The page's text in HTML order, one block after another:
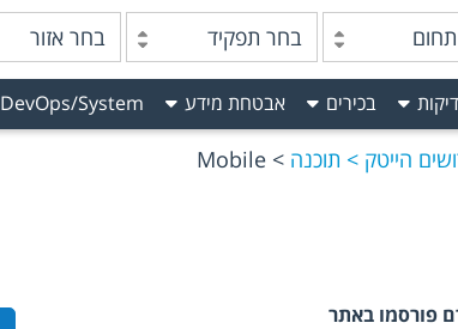
בחר תפקיד בחר אזור
בכירים אבטחת מידע DevOps/System
הייטק תוכנה Mobile
פורסמו באתר